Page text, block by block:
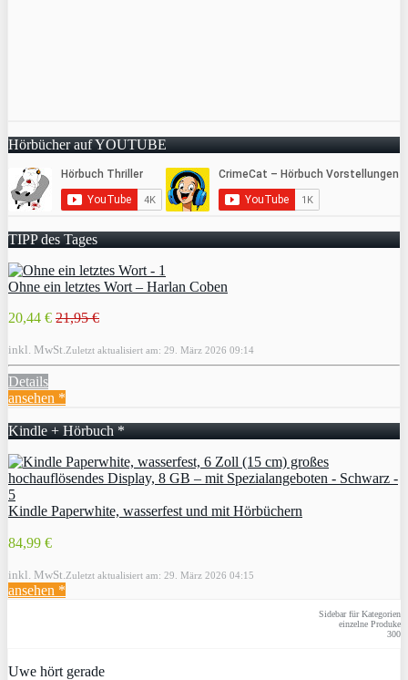
Hörbücher auf YOUTUBE
TIPP des Tages
Ohne ein letztes Wort – Harlan Coben
20,44 € 21,95 €
inkl. MwSt. Zuletzt aktualisiert am: 29. März 2026 09:14
Details
ansehen *
Kindle + Hörbuch *
Kindle Paperwhite, wasserfest und mit Hörbüchern
84,99 €
inkl. MwSt. Zuletzt aktualisiert am: 29. März 2026 04:15
ansehen *
Sidebar für Kategorien
einzelne Produke
300
Uwe hört gerade